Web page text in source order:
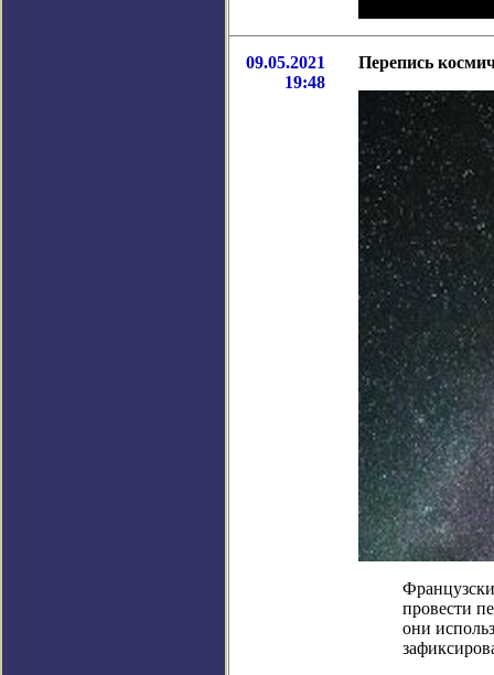
09.05.2021
19:48
Перепись
провести
они